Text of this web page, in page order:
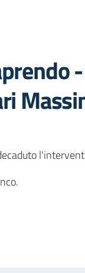
Facebook
su Twitter
pagina su